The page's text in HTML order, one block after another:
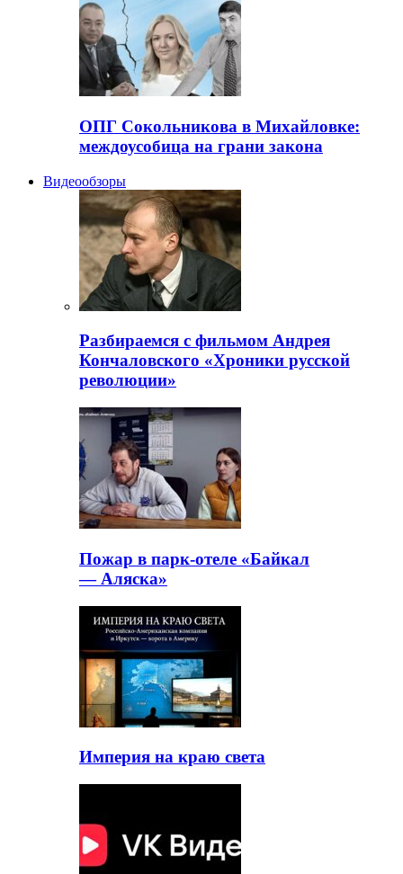
ОПГ Сокольникова в Михайловке:
междоусобица на грани закона
Видеообзоры
Разбираемся с фильмом Андрея
Кончаловского «Хроники русской
революции»
Пожар в парк-отеле «Байкал
— Аляска»
Империя на краю света